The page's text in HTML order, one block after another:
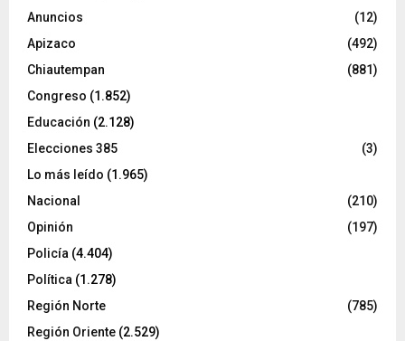
Anuncios
(12)
Apizaco
(492)
Chiautempan
(881)
Congreso (1.852)
Educación (2.128)
Elecciones 385
(3)
Lo más leído (1.965)
Nacional
(210)
Opinión
(197)
Policía (4.404)
Política (1.278)
Región Norte
(785)
Región Oriente (2.529)